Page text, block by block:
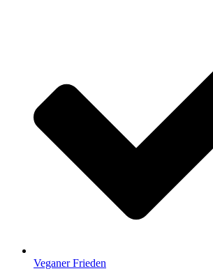
Veganer Frieden